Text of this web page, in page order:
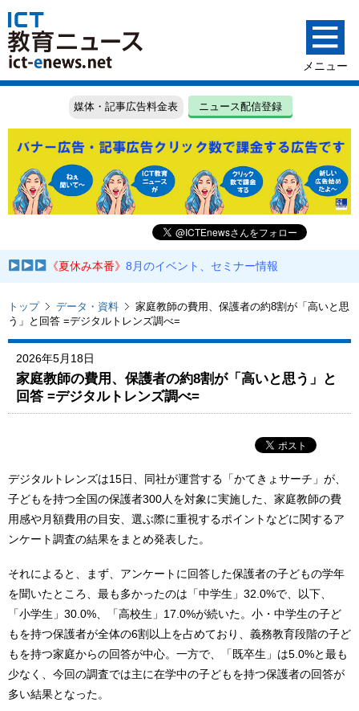
媒体・記事広告料金表 ニュース配信登録
《夏休み本番》8月のイベント、セミナー情報
トップ データ・資料
家庭教師の費用、保護者の約8割が「高いと思
う」と回答 =デジタルトレンズ調べ=
2026年5月18日
家庭教師の費用、保護者の約8割が「高いと思う」と
回答 =デジタルトレンズ調べ=
デジタルトレンズは15日、同社が運営する「かてきょサーチ」が、
子どもを持つ全国の保護者300人を対象に実施した、家庭教師の費
用感や月額費用の目安、選ぶ際に重視するポイントなどに関するア
ンケート調査の結果をまとめ発表した。
それによると、まず、アンケートに回答した保護者の子どもの学年
を聞いたところ、最も多かったのは「中学生」32.0%で、以下、
「小学生」30.0%、「高校生」17.0%が続いた。小・中学生の子ど
もを持つ保護者が全体の6割以上を占めており、義務教育段階の子ど
もを持つ家庭からの回答が中心。一方で、「既卒生」は5.0%と最も
少なく、今回の調査では主に在学中の子どもを持つ保護者の回答が
多い結果となった。